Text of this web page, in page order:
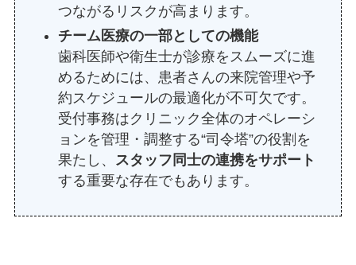
つながるリスクが高まります。
チーム医療の一部としての機能
歯科医師や衛生士が診療をスムーズに進
めるためには、患者さんの来院管理や予
約スケジュールの最適化が不可欠です。
受付事務はクリニック全体のオペレーシ
ョンを管理・調整する“司令塔”の役割を
果たし、
スタッフ同士の連携をサポート
する重要な存在でもあります。